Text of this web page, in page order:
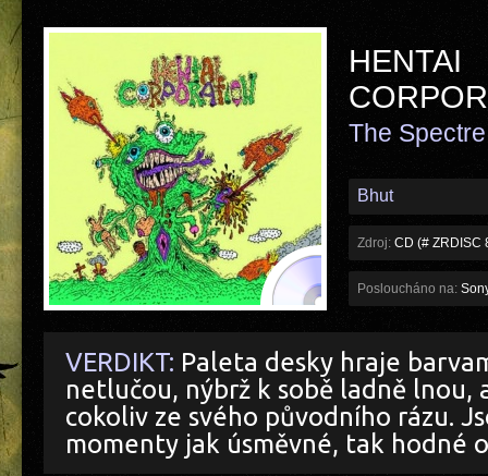
HENTAI
The
Bhut
Zdroj: CD (# ZRDISC
Posloucháno na:
VERDIKT: Paleta desky hraje
netlučou, nýbrž k sobě ladně lnou,
cokoliv ze svého původního rázu.
momenty jak úsměvné, tak hodné